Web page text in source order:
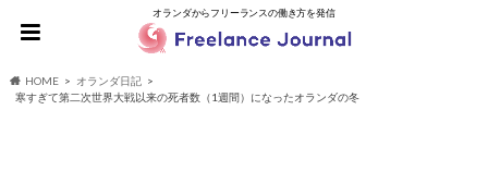
オランダからフリーランスの働き方を発信
HOME
オランダ日記
寒すぎて第二次世界大戦以来の死者数（1週間）になったオランダの冬